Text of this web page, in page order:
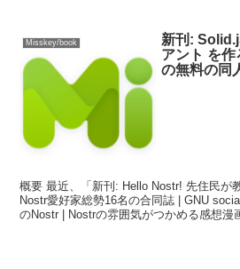
Misskey/book
新刊:
アント を
の無料の同
概要 最近、「新刊: Hello Nostr! 先住民が
Nostr愛好家総勢16名の合同誌 | GNU
のNostr | Nostrの雰囲気がつかめる感想漫